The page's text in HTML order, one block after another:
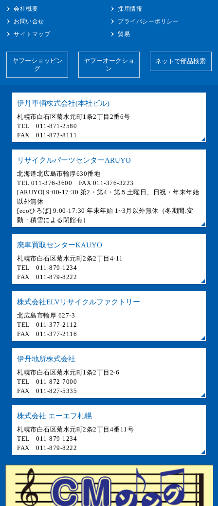
会社概要
採用情報
お問い合せ
プライバシーポリシー
サイトマップ
貿易
ヤフーショッピン
グ
ヤフーオークショ
ン
ネットで部品検索
伊丹車輌株式会社(本社ビル)
札幌市白石区菊水元町1条2丁目2番6号
TEL 011-871-2580
FAX 011-872-8111
リサイクルパーツセンターARUYO
北海道北広島市輪厚630番地
TEL 011-376-3600 FAX 011-376-3223
[ARUYO] 9:00-17:30 第2・第4・第５土曜日、日祝・年末年始
以外無休
[ecoひろば] 9:00-17:30 年末年始 1~3月以外無休（冬期間:変
動・積雪による閉館有）
廃車買取センターKAUYO
札幌市白石区菊水元町2条2丁目4-11
TEL 011-879-1234
FAX 011-879-8222
株式会社ELVリサイクルファクトリー
北広島市輪厚 627-3
TEL 011-377-2112
FAX 011-377-2116
伊丹地所株式会社
札幌市白石区菊水元町1条2丁目2-6
TEL 011-872-7000
FAX 011-827-5335
株式会社 エーエフ札幌
札幌市白石区菊水元町2条2丁目4番11号
TEL 011-879-1234
FAX 011-879-8222